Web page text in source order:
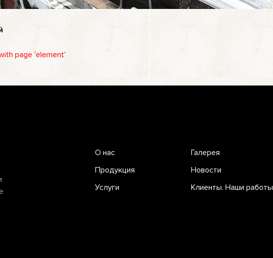
page 'element'
О нас
Продукция
Услуги
Галерея
Новости
Клиенты. Наши работы